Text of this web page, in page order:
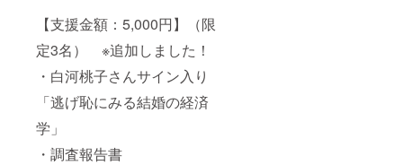
【支援金額：5,000円】（限
定3名） ※追加しました！
・白河桃子さんサイン入り
「逃げ恥にみる結婚の経済
学」
・調査報告書